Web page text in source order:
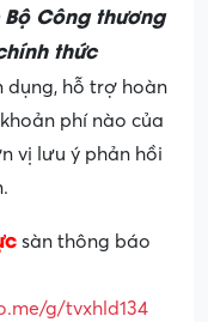
Công thương
thức
dụng, hỗ trợ hoàn
phí nào của
vị lưu ý phản hồi
sàn thông báo
g/tvxhld134